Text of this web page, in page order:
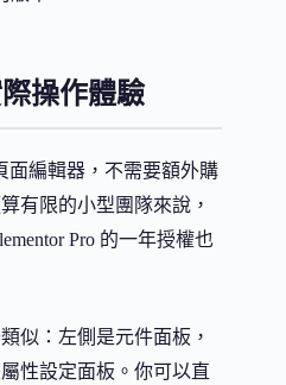
操作體驗
面編輯器，不需要額外購
有限的小型團隊來說，
Pro 的一年授權也
似：左側是元件面板，
性設定面板。你可以直